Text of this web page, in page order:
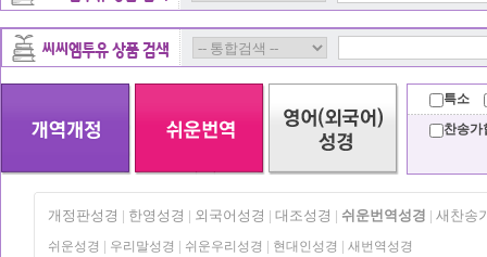
특소
찬송가
개정판성경 한영성경 외국어성경 대조성경 쉬운번역성경 새찬송
쉬운성경 우리말성경 쉬운우리성경 현대인성경 새번역성경